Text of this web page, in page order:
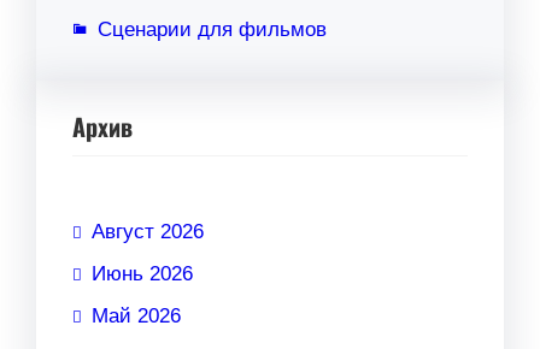
Сценарии для фильмов
Архив
Август 2026
Июнь 2026
Май 2026